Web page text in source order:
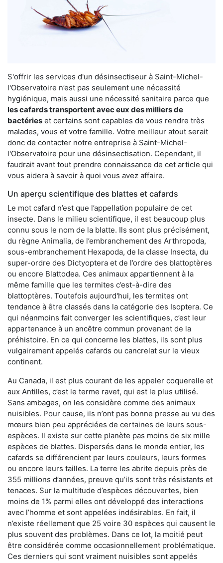
S'offrir les services d'un désinsectiseur à Saint-Michel-
l'Observatoire n’est pas seulement une nécessité
hygiénique, mais aussi une nécessité sanitaire parce que
les cafards transportent avec eux des milliers de
bactéries et certains sont capables de vous rendre très
malades, vous et votre famille. Votre meilleur atout serait
donc de contacter notre entreprise à Saint-Michel-
l'Observatoire pour une désinsectisation. Cependant, il
faudrait avant tout prendre connaissance de cet article qui
vous aidera à savoir à quoi vous avez affaire.
Un aperçu scientifique des blattes et cafards
Le mot cafard n’est que l’appellation populaire de cet
insecte. Dans le milieu scientifique, il est beaucoup plus
connu sous le nom de la blatte. Ils sont plus précisément,
du règne Animalia, de l’embranchement des Arthropoda,
sous-embranchement Hexapoda, de la classe Insecta, du
super-ordre des Dictyoptera et de l’ordre des blattoptères
ou encore Blattodea. Ces animaux appartiennent à la
même famille que les termites c’est-à-dire des
blattoptères. Toutefois aujourd'hui, les termites ont
tendance à être classés dans la catégorie des Isoptera. Ce
qui néanmoins fait converger les scientifiques, c’est leur
appartenance à un ancêtre commun provenant de la
préhistoire. En ce qui concerne les blattes, ils sont plus
vulgairement appelés cafards ou cancrelat sur le vieux
continent.
Au Canada, il est plus courant de les appeler coquerelle et
aux Antilles, c’est le terme ravet, qui est le plus utilisé.
Sans ambages, on les considère comme des animaux
nuisibles. Pour cause, ils n’ont pas bonne presse au vu des
mœurs bien peu appréciées de certaines de leurs sous-
espèces. Il existe sur cette planète pas moins de six mille
espèces de blattes. Dispersés dans le monde entier, les
cafards se différencient par leurs couleurs, leurs formes
ou encore leurs tailles. La terre les abrite depuis près de
355 millions d’années, preuve qu’ils sont très résistants et
tenaces. Sur la multitude d’espèces découvertes, bien
moins de 1% parmi elles ont développé des interactions
avec l’homme et sont appelées indésirables. En fait, il
n’existe réellement que 25 voire 30 espèces qui causent le
plus souvent des problèmes. Dans ce lot, la moitié peut
être considérée comme occasionnellement problématique.
Ces derniers qui sont vraiment nuisibles sont appelés